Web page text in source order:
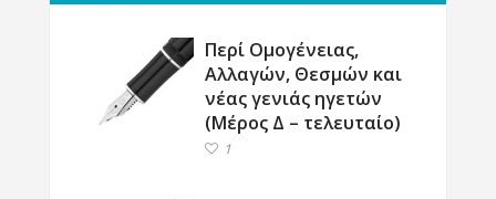
Περί Ομογένειας,
Αλλαγών, Θεσμών και
νέας γενιάς ηγετών
(Μέρος Δ – τελευταίο)
1